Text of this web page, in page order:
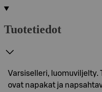
Tuotetiedot
Varsiselleri, luomuviljelty.
ovat napakat ja